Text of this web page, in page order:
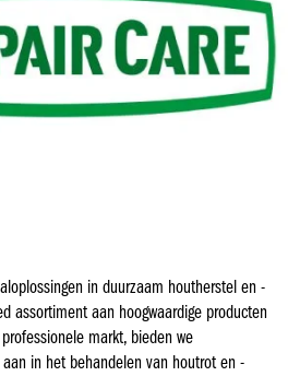
in duurzaam houtherstel en -
assortiment aan hoogwaardige producten
markt, bieden we
in het behandelen van houtrot en -